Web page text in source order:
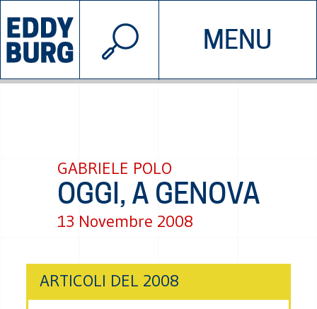
MENU
INIZIATIVE CHI SIAMO
© 2026 EDDYBURG
GABRIELE POLO
OGGI, A GENOVA
13 Novembre 2008
ARTICOLI DEL 2008